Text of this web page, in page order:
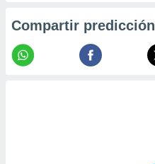
Compartir predicción